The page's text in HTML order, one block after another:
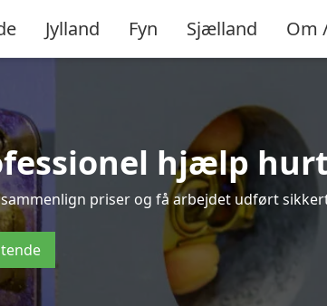
Jylland Fyn Sjælland Om
hjælp
priser og få arbejdet udført